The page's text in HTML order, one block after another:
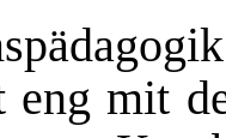
eng mit